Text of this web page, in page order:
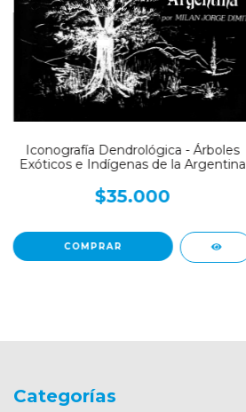
Iconografía Dendrológica - Árboles
Exóticos e Indígenas de la Argentina
$35.000
Categorías